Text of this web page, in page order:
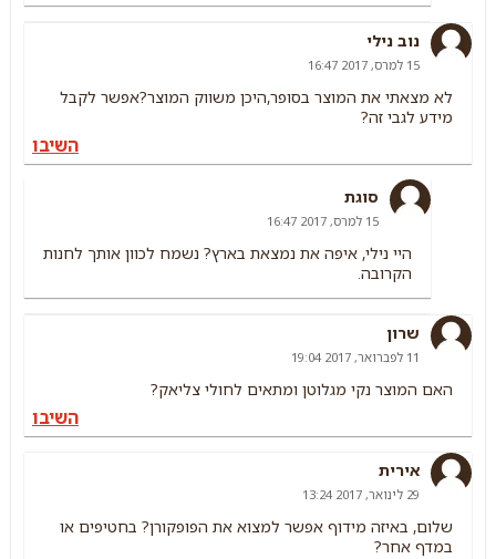
נוב נילי
15 למרס, 2017 16:47
לא מצאתי את המוצר בסופר,היכן משווק המוצר?אפשר לקבל
מידע לגבי זה?
השיבו
סוגת
15 למרס, 2017 16:47
היי נילי, איפה את נמצאת בארץ? נשמח לכוון אותך לחנות
הקרובה.
שרון
11 לפברואר, 2017 19:04
האם המוצר נקי מגלוטן ומתאים לחולי צליאק?
השיבו
אירית
29 לינואר, 2017 13:24
שלום, באיזה מידוף אפשר למצוא את הפופקורן? בחטיפים או
במדף אחר?